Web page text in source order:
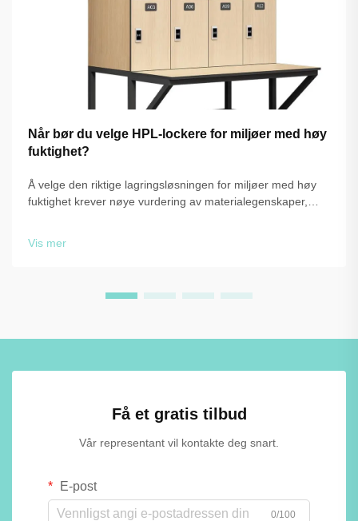
Når bør du velge HPL-lockere for miljøer med høy
fuktighet?
Å velge den riktige lagringsløsningen for miljøer med høy
fuktighet krever nøye vurdering av materialegenskaper,
Vis mer
Få et gratis tilbud
Vår representant vil kontakte deg snart.
E-post
0/100